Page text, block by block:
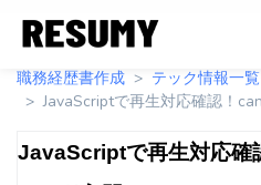
職務経歴書作成
テック情報一覧
JavaScriptで再生対応確認！
JavaScriptで再生対応確